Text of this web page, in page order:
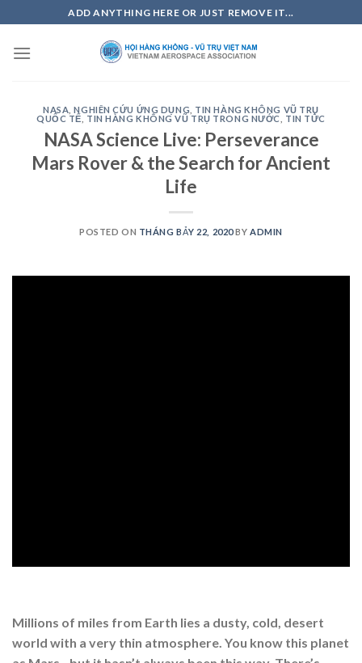
to
content
ADD ANYTHING HERE OR JUST REMOVE IT...
NASA ,NGHIÊN CỨU ỨNG DỤNG
TIN HÀNG KHÔNG VŨ TRỤ
QUỐC TẾ
TIN HÀNG KHÔNG VŨ TRỤ TRONG NƯỚC TIN TỨC
NASA Science Live: Perseverance
Mars Rover & the Search for Ancient
Life
POSTED ON THÁNG BẢY 22, 2020BY ADMIN
Millions of miles from Earth lies a dusty, cold, desert
world with a very thin atmosphere. You know this planet